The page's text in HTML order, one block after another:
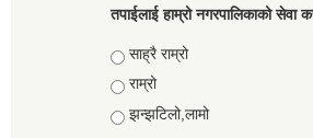
तपाईलाई हाम्रो नगरपालिकाको सेवा
Choices
साह्रै राम्रो
राम्रो
झन्झटिलो,लामो